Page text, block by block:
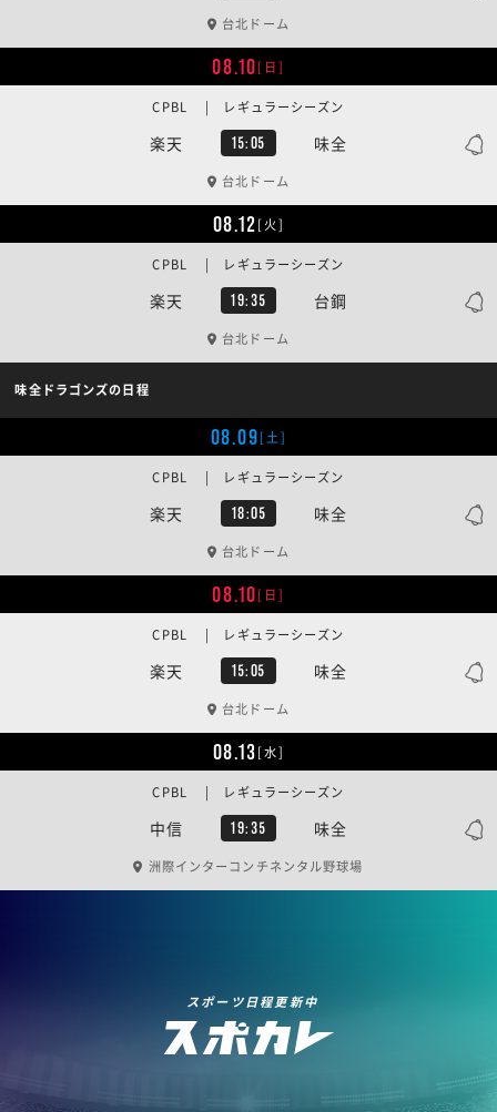
台北ドーム
08.10[日]
楽天 15:05 味全
CPBL | レギュラーシーズン
台北ドーム
08.12[火]
楽天 19:35 台鋼
CPBL | レギュラーシーズン
台北ドーム
味全ドラゴンズの日程
08.09[土]
楽天 18:05 味全
CPBL | レギュラーシーズン
台北ドーム
08.10[日]
楽天 15:05 味全
CPBL | レギュラーシーズン
台北ドーム
08.13[水]
中信 19:35 味全
CPBL | レギュラーシーズン
洲際インターコンチネンタル野球場
スポーツ日程更新中